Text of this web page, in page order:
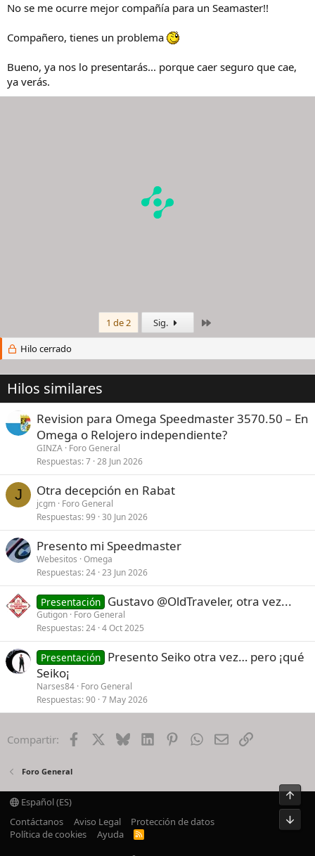
No se me ocurre mejor compañía para un Seamaster!!
Compañero, tienes un problema
Bueno, ya nos lo presentarás... porque caer seguro que cae,
ya verás.
1 de 2 Sig.
Hilo cerrado
Hilos similares
Revision para Omega Speedmaster 3570.50 – En
Omega o Relojero independiente?
GINZA Foro General
Respuestas 7 28 Jun 2026
J Otra decepción en Rabat
jcgm Foro General
Respuestas 99 30 Jun 2026
Presento mi Speedmaster
Webesitos Omega
Respuestas 24 23 Jun 2026
Presentación Gustavo @OldTraveler, otra vez...
Gutigon Foro General
Respuestas 24 4 Oct 2025
Presentación Presento Seiko otra vez… pero ¡qué
Seiko¡
Narses84 Foro General
Respuestas 90 7 May 2026
Compartir: Facebook BlueskyLinkedInPinterestWhatsApp
EmailEnlace
Foro General
Español (ES)
Contáctanos
Aviso Legal
Protección de datos
Política de cookies
Ayuda
R